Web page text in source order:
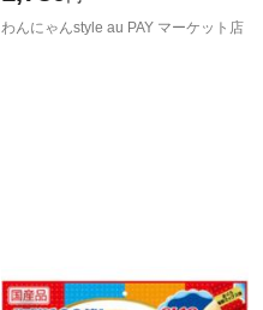
わんにゃんstyle au PAY マーケット店